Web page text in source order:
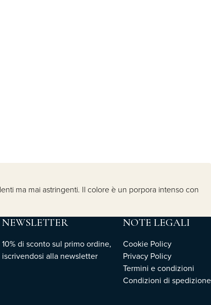
ma mai astringenti. Il colore è un porpora intenso con
NEWSLETTER
10% di sconto sul primo ordine,
iscrivendosi alla newsletter
NOTE LEGALI
Cookie Policy
Privacy Policy
Termini e condizioni
Condizioni di spedizione